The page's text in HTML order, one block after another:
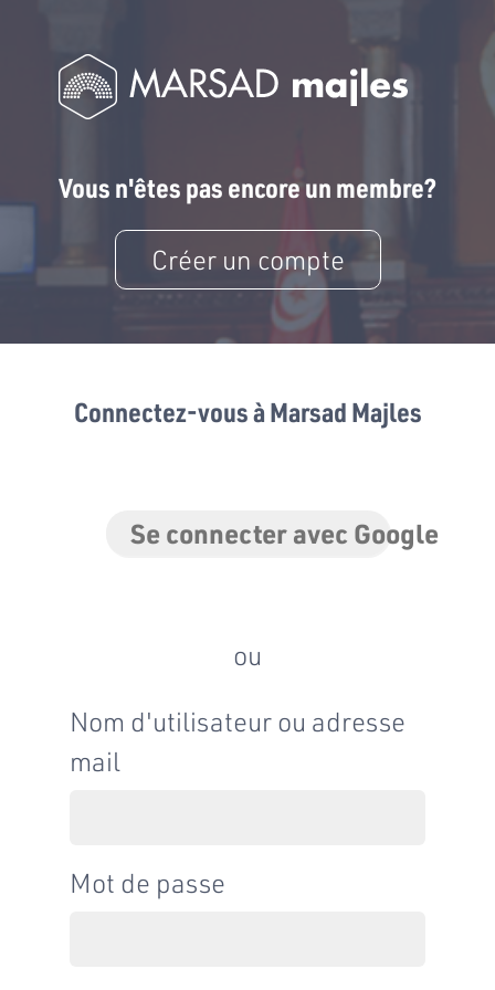
Vous n'êtes pas encore un membre?
Créer un compte
Connectez-vous à Marsad Majles
Se connecter avec Google
ou
Nom d'utilisateur ou adresse
mail
Mot de passe